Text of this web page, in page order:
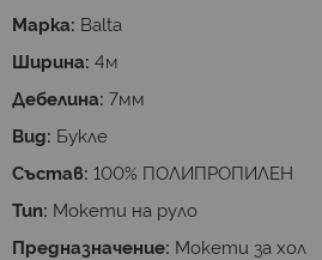
Марка: Balta
Ширина: 4м
Дебелина: 7мм
Вид: Букле
Състав: 100% ПОЛИПРОПИЛЕН
Тип: Мокети на руло
Предназначение: Мокети за хол